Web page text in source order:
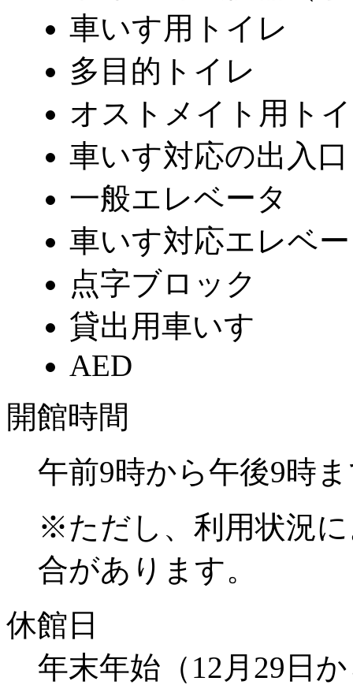
車いす用トイレ
多目的トイレ
オストメイト用ト
車いす対応の出入口
一般エレベータ
車いす対応エレベ
点字ブロック
貸出用車いす
AED
開館時間
午前9時から午後9時
※ただし、利用状況
合があります。
休館日
年末年始（12月29日